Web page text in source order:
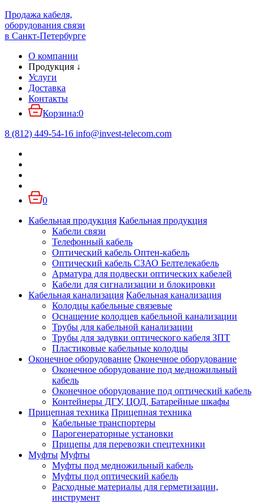
Продажа кабеля,
оборудования связи
в Санкт-Петербурге
О компании
Продукция ↓
Услуги
Доставка
Контакты
Корзина:0
8 (812) 449-54-16 info@invest-telecom.com
0
Кабельная продукция Кабельная продукция
Кабели связи
Телефонный кабель
Оптический кабель Оптен-кабель
Оптический кабель СЗАО Белтелекабель
Арматура для подвески оптических кабелей
Кабели для сигнализации и блокировки
Кабельная канализация Кабельная канализация
Колодцы кабельные связевые
Оснащение колодцев кабельной канализации
Трубы для кабельной канализации
Трубы для задувки оптического кабеля ЗПТ
Пластиковые кабельные колодцы
Оконечное оборудование Оконечное оборудование
Оконечное оборудование под медножильный
кабель
Оконечное оборудование под оптический кабель
Контейнеры ДГУ, ЦОД, Батарейные шкафы
Прицепная техника Прицепная техника
Кабельные транспортеры
Парогенераторные установки
Прицепы для перевозки спецтехники
Муфты Муфты
Муфты под медножильный кабель
Муфты под оптический кабель
Расходные материалы для герметизации,
инструмент